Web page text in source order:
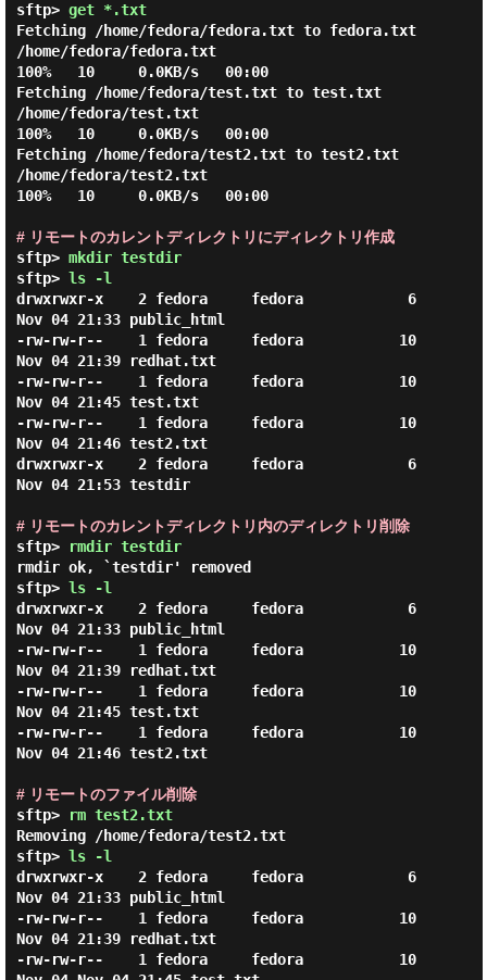
sftp> get *.txt
Fetching /home/fedora/fedora.txt to fedora.txt
/home/fedora/fedora.txt
100%   10     0.0KB/s   00:00
Fetching /home/fedora/test.txt to test.txt
/home/fedora/test.txt
100%   10     0.0KB/s   00:00
Fetching /home/fedora/test2.txt to test2.txt
/home/fedora/test2.txt
100%   10     0.0KB/s   00:00
# リモートのカレントディレクトリにディレクトリ作成
sftp> mkdir testdir
sftp> ls -l
drwxrwxr-x    2 fedora     fedora            6
Nov 04 21:33 public_html
-rw-rw-r--    1 fedora     fedora           10
Nov 04 21:39 redhat.txt
-rw-rw-r--    1 fedora     fedora           10
Nov 04 21:45 test.txt
-rw-rw-r--    1 fedora     fedora           10
Nov 04 21:46 test2.txt
drwxrwxr-x    2 fedora     fedora            6
Nov 04 21:53 testdir
# リモートのカレントディレクトリ内のディレクトリ削除
sftp>
rmdir testdir
rmdir ok, `testdir' removed
sftp> ls -l
drwxrwxr-x    2 fedora     fedora            6
Nov 04 21:33 public_html
-rw-rw-r--    1 fedora     fedora           10
Nov 04 21:39 redhat.txt
-rw-rw-r--    1 fedora     fedora           10
Nov 04 21:45 test.txt
-rw-rw-r--    1 fedora     fedora           10
Nov 04 21:46 test2.txt
# リモートのファイル削除
sftp>
rm test2.txt
Removing /home/fedora/test2.txt
sftp> ls -l
drwxrwxr-x    2 fedora     fedora            6
Nov 04 21:33 public_html
-rw-rw-r--    1 fedora     fedora           10
Nov 04 21:39 redhat.txt
-rw-rw-r--    1 fedora     fedora           10